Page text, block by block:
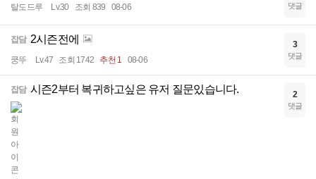
탈도드루 Lv.30 조회 839 08-06 댓글
잡담 2시즌전에
쿵뚜 Lv.47 조회 1742 추천 1 08-06
3
댓글
잡담 시즌2부터 복귀하고싶은 유저 질문있습니다. 2
댓글